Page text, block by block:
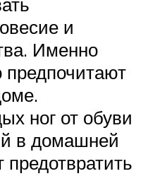
и
Именно
предпочитают
ног от обуви
в домашней
предотвратить